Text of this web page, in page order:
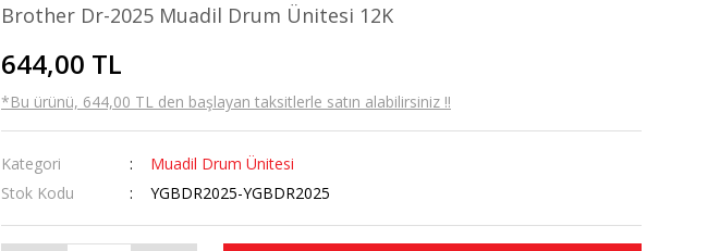
Brother Dr-2025 Muadil Drum Ünitesi 12K
644,00 TL
*Bu ürünü, 644,00 TL den başlayan taksitlerle satın alabilirsiniz !!
Kategori
Muadil Drum Ünitesi
Stok Kodu
YGBDR2025-YGBDR2025